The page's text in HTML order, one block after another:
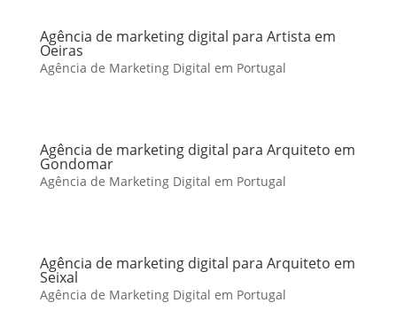
Agência de marketing digital para Artista em
Oeiras
Agência de Marketing Digital em Portugal
Agência de marketing digital para Arquiteto em
Gondomar
Agência de Marketing Digital em Portugal
Agência de marketing digital para Arquiteto em
Seixal
Agência de Marketing Digital em Portugal